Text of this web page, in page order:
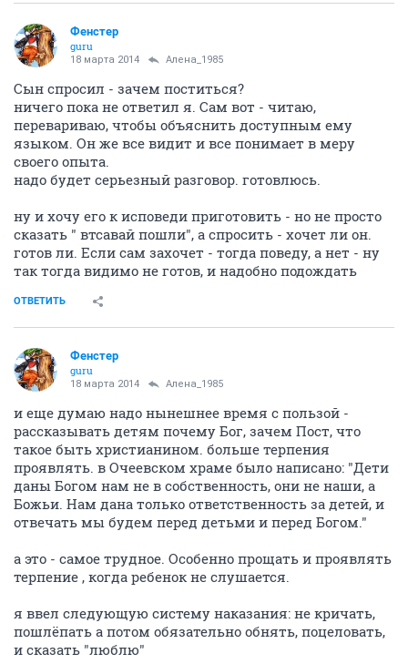
Фенстер
guru
18 марта 2014 Алена_1985
Сын спросил - зачем поститься?
ничего пока не ответил я. Сам вот - читаю,
перевариваю, чтобы объяснить доступным ему
языком. Он же все видит и все понимает в меру
своего опыта.
надо будет серьезный разговор. готовлюсь.
ну и хочу его к исповеди приготовить - но не просто
сказать " втсавай пошли", а спросить - хочет ли он.
готов ли. Если сам захочет - тогда поведу, а нет - ну
так тогда видимо не готов, и надобно подождать
ОТВЕТИТЬ
Фенстер
guru
18 марта 2014 Алена_1985
и еще думаю надо нынешнее время с пользой -
рассказывать детям почему Бог, зачем Пост, что
такое быть христианином. больше терпения
проявлять. в Очеевском храме было написано: "Дети
даны Богом нам не в собственность, они не наши, а
Божьи. Нам дана только ответственность за детей, и
отвечать мы будем перед детьми и перед Богом."
а это - самое трудное. Особенно прощать и проявлять
терпение , когда ребенок не слушается.
я ввел следующую систему наказания: не кричать,
пошлёпать а потом обязательно обнять, поцеловать,
и сказать "люблю"